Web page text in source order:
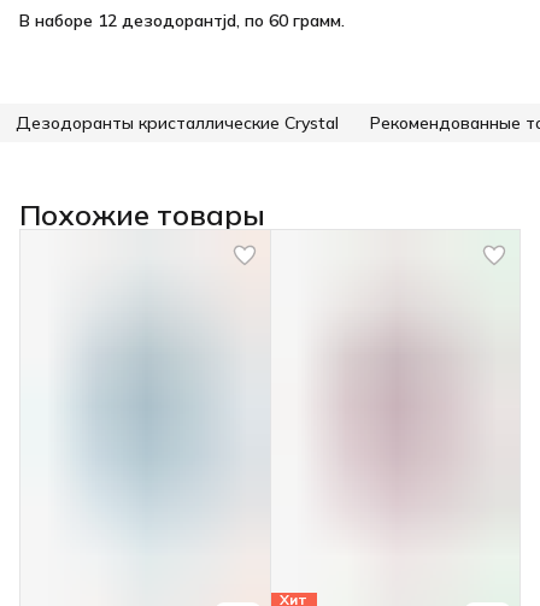
В наборе 12 дезодорантjd, по 60 грамм.
Дезодоранты кристаллические Crystal Рекомендованные
Похожие товары
Хит